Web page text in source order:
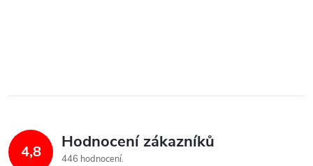
4,8 Hodnocení zákazníků
446 hodnocení